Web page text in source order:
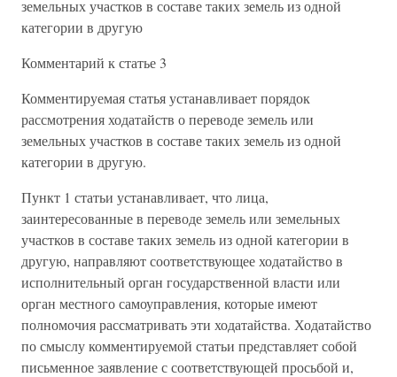
земельных участков в составе таких земель из одной
категории в другую
Комментарий к статье 3
Комментируемая статья устанавливает порядок
рассмотрения ходатайств о переводе земель или
земельных участков в составе таких земель из одной
категории в другую.
Пункт 1 статьи устанавливает, что лица,
заинтересованные в переводе земель или земельных
участков в составе таких земель из одной категории в
другую, направляют соответствующее ходатайство в
исполнительный орган государственной власти или
орган местного самоуправления, которые имеют
полномочия рассматривать эти ходатайства. Ходатайство
по смыслу комментируемой статьи представляет собой
письменное заявление с соответствующей просьбой и,